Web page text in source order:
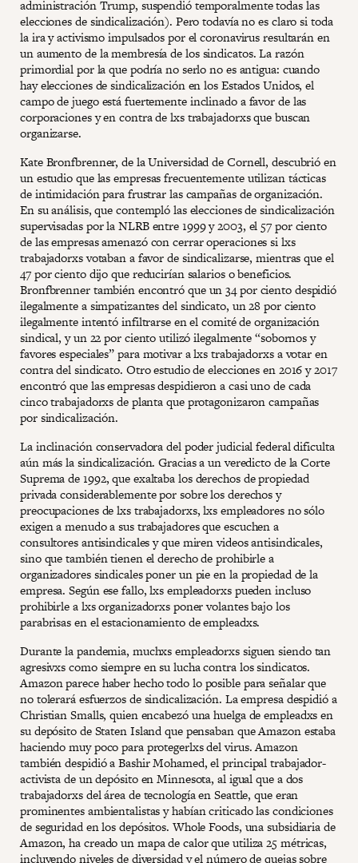
administración Trump, suspendió temporalmente todas las
elecciones de sindicalización). Pero todavía no es claro si toda
la ira y activismo impulsados por el coronavirus resultarán en
un aumento de la membresía de los sindicatos. La razón
primordial por la que podría no serlo no es antigua: cuando
hay elecciones de sindicalización en los Estados Unidos, el
campo de juego está fuertemente inclinado a favor de las
corporaciones y en contra de lxs trabajadorxs que buscan
organizarse.
Kate Bronfbrenner, de la Universidad de Cornell, descubrió en
un estudio que las empresas frecuentemente utilizan tácticas
de intimidación para frustrar las campañas de organización.
En su análisis, que contempló las elecciones de sindicalización
supervisadas por la NLRB entre 1999 y 2003, el 57 por ciento
de las empresas amenazó con cerrar operaciones si lxs
trabajadorxs votaban a favor de sindicalizarse, mientras que el
47 por ciento dijo que reducirían salarios o beneficios.
Bronfbrenner también encontró que un 34 por ciento despidió
ilegalmente a simpatizantes del sindicato, un 28 por ciento
ilegalmente intentó infiltrarse en el comité de organización
sindical, y un 22 por ciento utilizó ilegalmente “sobornos y
favores especiales” para motivar a lxs trabajadorxs a votar en
contra del sindicato. Otro estudio de elecciones en 2016 y 2017
encontró que las empresas despidieron a casi uno de cada
cinco trabajadorxs de planta que protagonizaron campañas
por sindicalización.
La inclinación conservadora del poder judicial federal dificulta
aún más la sindicalización. Gracias a un veredicto de la Corte
Suprema de 1992, que exaltaba los derechos de propiedad
privada considerablemente por sobre los derechos y
preocupaciones de lxs trabajadorxs, lxs empleadores no sólo
exigen a menudo a sus trabajadores que escuchen a
consultores antisindicales y que miren videos antisindicales,
sino que también tienen el derecho de prohibirle a
organizadores sindicales poner un pie en la propiedad de la
empresa. Según ese fallo, lxs empleadorxs pueden incluso
prohibirle a lxs organizadorxs poner volantes bajo los
parabrisas en el estacionamiento de empleadxs.
Durante la pandemia, muchxs empleadorxs siguen siendo tan
agresivxs como siempre en su lucha contra los sindicatos.
Amazon parece haber hecho todo lo posible para señalar que
no tolerará esfuerzos de sindicalización. La empresa despidió a
Christian Smalls, quien encabezó una huelga de empleadxs en
su depósito de Staten Island que pensaban que Amazon estaba
haciendo muy poco para protegerlxs del virus. Amazon
también despidió a Bashir Mohamed, el principal trabajador-
activista de un depósito en Minnesota, al igual que a dos
trabajadorxs del área de tecnología en Seattle, que eran
prominentes ambientalistas y habían criticado las condiciones
de seguridad en los depósitos. Whole Foods, una subsidiaria de
Amazon, ha creado un mapa de calor que utiliza 25 métricas,
incluyendo niveles de diversidad y el número de quejas sobre